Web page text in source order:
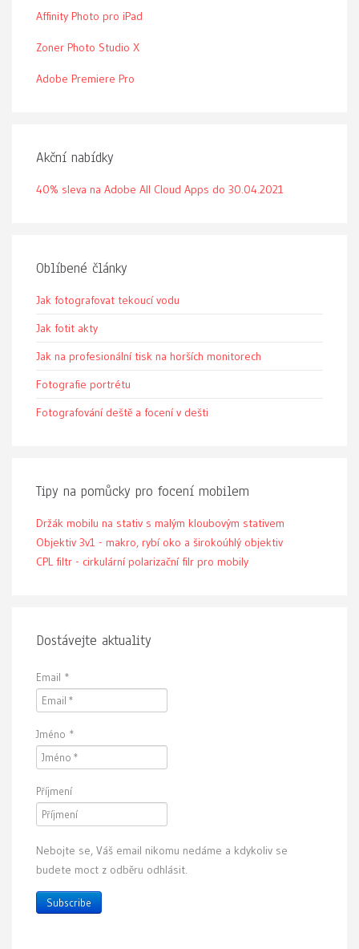
Affinity Photo pro iPad
Zoner Photo Studio X
Adobe Premiere Pro
Akční nabídky
40% sleva na Adobe All Cloud Apps do 30.04.2021
Oblíbené články
Jak fotografovat tekoucí vodu
Jak fotit akty
Jak na profesionální tisk na horších monitorech
Fotografie portrétu
Fotografování deště a focení v dešti
Tipy na pomůcky pro focení mobilem
Držák mobilu na stativ s malým kloubovým stativem
Objektiv 3v1 - makro, rybí oko a širokoúhlý objektiv
CPL filtr - cirkulární polarizační filr pro mobily
Dostávejte aktuality
Email *
Jméno *
Příjmení
Nebojte se, Váš email nikomu nedáme a kdykoliv se
budete moct z odběru odhlásit.
Subscribe